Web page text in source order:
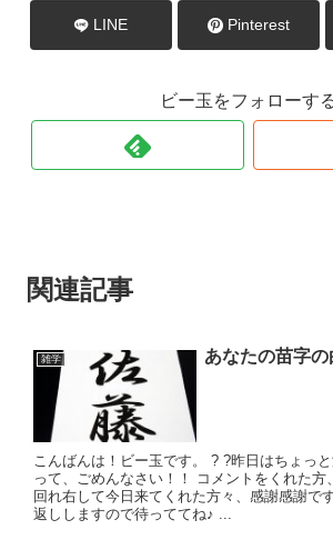
LINE Pinterest
ビー玉をフォローす
関連記事
雑学 あなたの苗字の
こんばんは！ビー玉です。 ? ?昨日はちょっ
って、ごめんなさい！！ コメントをくれた方
回れ右して今日来てくれた方々、感謝感謝で
返ししますので待っててね♪ ...